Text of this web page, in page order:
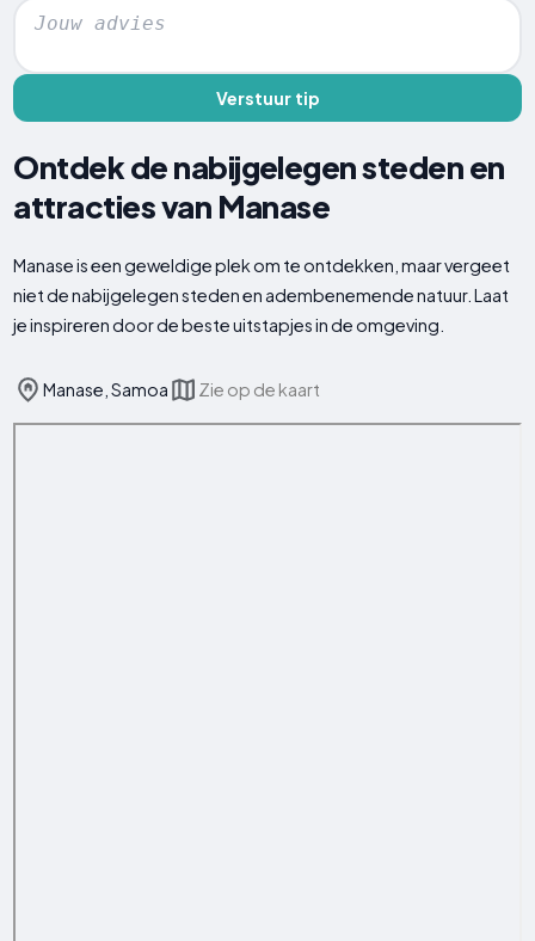
Verstuur tip
Ontdek de nabijgelegen steden en
attracties van Manase
Manase is een geweldige plek om te ontdekken, maar vergeet
niet de nabijgelegen steden en adembenemende natuur. Laat
je inspireren door de beste uitstapjes in de omgeving.
Manase, Samoa Zie op de kaart